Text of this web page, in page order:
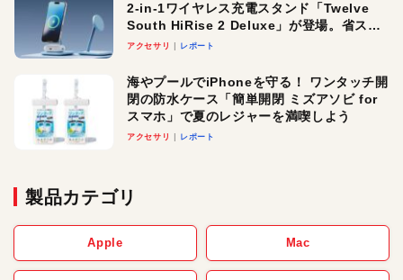
2-in-1ワイヤレス充電スタンド「Twelve
South HiRise 2 Deluxe」が登場。省スペ
ースでおしゃれに充電したい人にオスス
アクセサリ レポート
海やプールでiPhoneを守る！ ワンタッチ開
閉の防水ケース「簡単開閉 ミズアソビ for
スマホ」で夏のレジャーを満喫しよう
アクセサリ レポート
製品カテゴリ
Apple Mac